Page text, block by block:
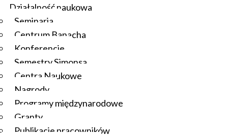
Działalność naukowa
Seminaria
Centrum Banacha
Konferencje
Semestry Simonsa
Centra Naukowe
Nagrody
Programy międzynarodowe
Granty
Publikacje pracowników